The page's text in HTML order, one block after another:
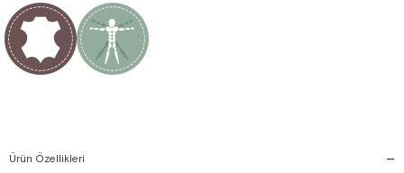
Ürün Özellikleri